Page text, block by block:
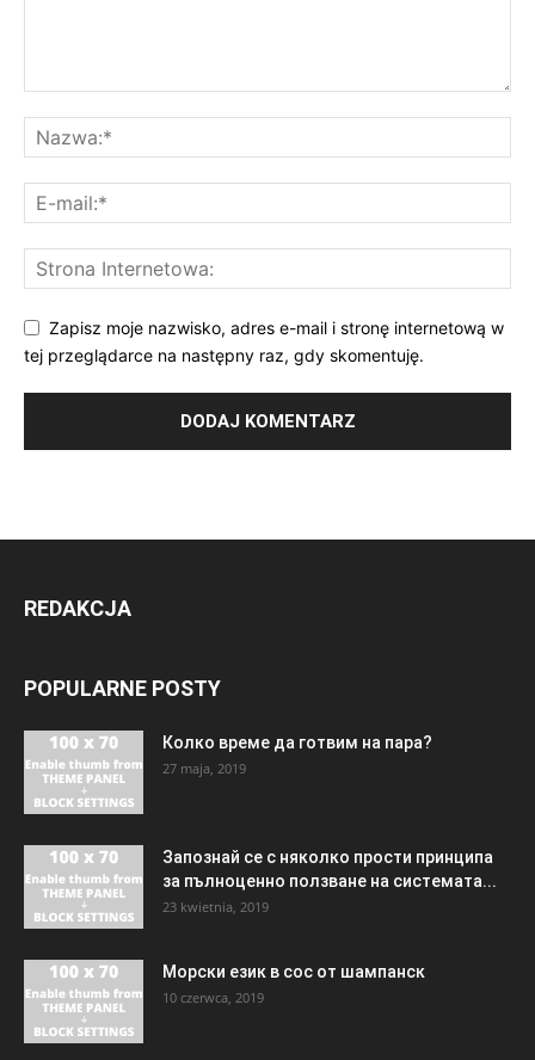
Zapisz moje nazwisko, adres e-mail i stronę internetową w
tej przeglądarce na następny raz, gdy skomentuję.
REDAKCJA
POPULARNE POSTY
Колко време да готвим на пара?
27 maja, 2019
Запознай се с няколко прости принципа
за пълноценно ползване на системата...
23 kwietnia, 2019
Морски език в сос от шампанск
10 czerwca, 2019